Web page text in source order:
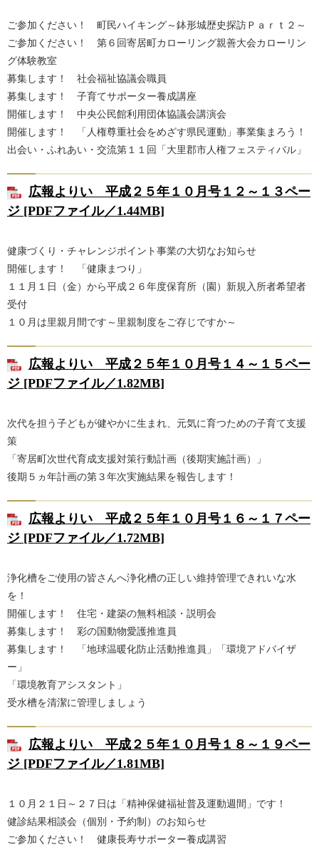
ご参加ください！ 町民ハイキング～鉢形城歴史探訪Ｐａｒｔ２～
ご参加ください！ 第６回寄居町カローリング親善大会カローリン
グ体験教室
募集します！ 社会福祉協議会職員
募集します！ 子育てサポーター養成講座
開催します！ 中央公民館利用団体協議会講演会
開催します！ 「人権尊重社会をめざす県民運動」事業集まろう！
出会い・ふれあい・交流第１１回「大里郡市人権フェスティバル」
広報よりい 平成２５年１０月号１２～１３ペー
ジ [PDFファイル／1.44MB]
健康づくり・チャレンジポイント事業の大切なお知らせ
開催します！ 「健康まつり」
１１月１日（金）から平成２６年度保育所（園）新規入所者希望者
受付
１０月は里親月間です～里親制度をご存じですか～
広報よりい 平成２５年１０月号１４～１５ペー
ジ [PDFファイル／1.82MB]
次代を担う子どもが健やかに生まれ、元気に育つための子育て支援
策
「寄居町次世代育成支援対策行動計画（後期実施計画）」
後期５ヵ年計画の第３年次実施結果を報告します！
広報よりい 平成２５年１０月号１６～１７ペー
ジ [PDFファイル／1.72MB]
浄化槽をご使用の皆さんへ浄化槽の正しい維持管理できれいな水
を！
開催します！ 住宅・建築の無料相談・説明会
募集します！ 彩の国動物愛護推進員
募集します！ 「地球温暖化防止活動推進員」「環境アドバイザ
ー」
「環境教育アシスタント」
受水槽を清潔に管理しましょう
広報よりい 平成２５年１０月号１８～１９ペー
ジ [PDFファイル／1.81MB]
１０月２１日～２７日は「精神保健福祉普及運動週間」です！
健診結果相談会（個別・予約制）のお知らせ
ご参加ください！ 健康長寿サポーター養成講習